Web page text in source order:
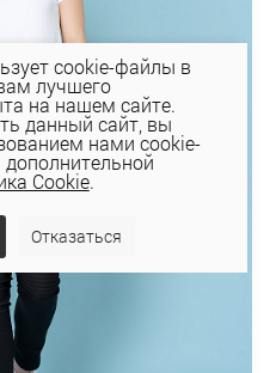
cookie-файлы в
лучшего
на нашем сайте.
данный сайт, вы
нами cookie-
Cookie.
Отказаться